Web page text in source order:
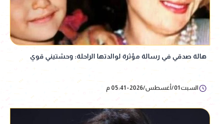
هالة صدقي في رسالة مؤثرة لوالدتها الراحلة: وحشتيني قوي
السبت 01/أغسطس/2026 - 05:41 م